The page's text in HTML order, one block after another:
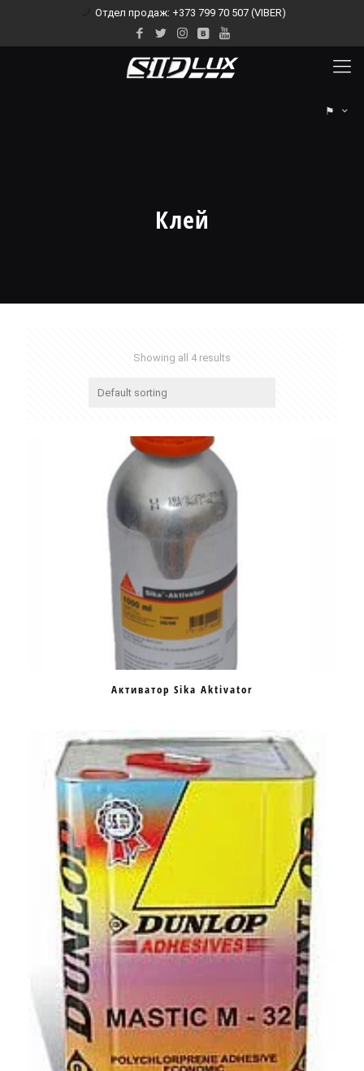
Отдел продаж: +373 799 70 507 (VIBER)
⚑
Клей
Showing all 4 results
Активатор Sika Aktivator